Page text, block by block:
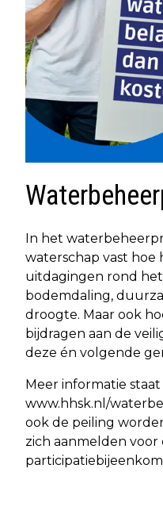
In het
waterschap vast
uitdagingen rond
bodemdaling,
droogte. Maar ook
bijdragen aan de
deze én volgende
Meer informatie staat
www.hhsk.nl/
ook de peiling
zich aanmelden voor